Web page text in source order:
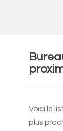
Voici la
plus